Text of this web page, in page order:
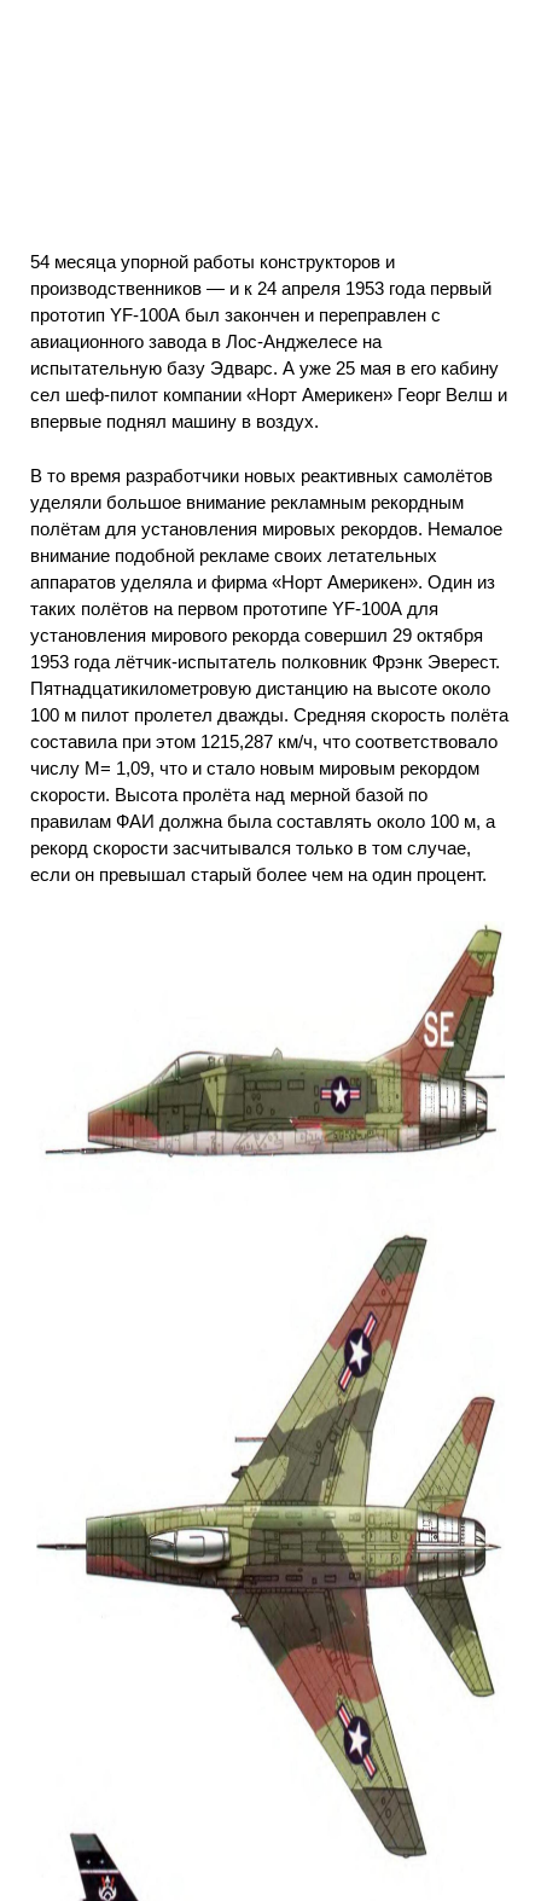
54 месяца упорной работы конструкторов и
производственников — и к 24 апреля 1953 года первый
прототип YF-100А был закончен и переправлен с
авиационного завода в Лос-Анджелесе на
испытательную базу Эдварс. А уже 25 мая в его кабину
сел шеф-пилот компании «Норт Америкен» Георг Велш и
впервые поднял машину в воздух.
В то время разработчики новых реактивных самолётов
уделяли большое внимание рекламным рекордным
полётам для установления мировых рекордов. Немалое
внимание подобной рекламе своих летательных
аппаратов уделяла и фирма «Норт Америкен». Один из
таких полётов на первом прототипе YF-100А для
установления мирового рекорда совершил 29 октября
1953 года лётчик-испытатель полковник Фрэнк Эверест.
Пятнадцатикилометровую дистанцию на высоте около
100 м пилот пролетел дважды. Средняя скорость полёта
составила при этом 1215,287 км/ч, что соответствовало
числу М= 1,09, что и стало новым мировым рекордом
скорости. Высота пролёта над мерной базой по
правилам ФАИ должна была составлять около 100 м, а
рекорд скорости засчитывался только в том случае,
если он превышал старый более чем на один процент.